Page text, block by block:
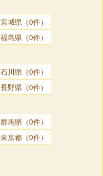
宮城県（0件）
福島県（0件）
石川県（0件）
長野県（0件）
群馬県（0件）
東京都（0件）